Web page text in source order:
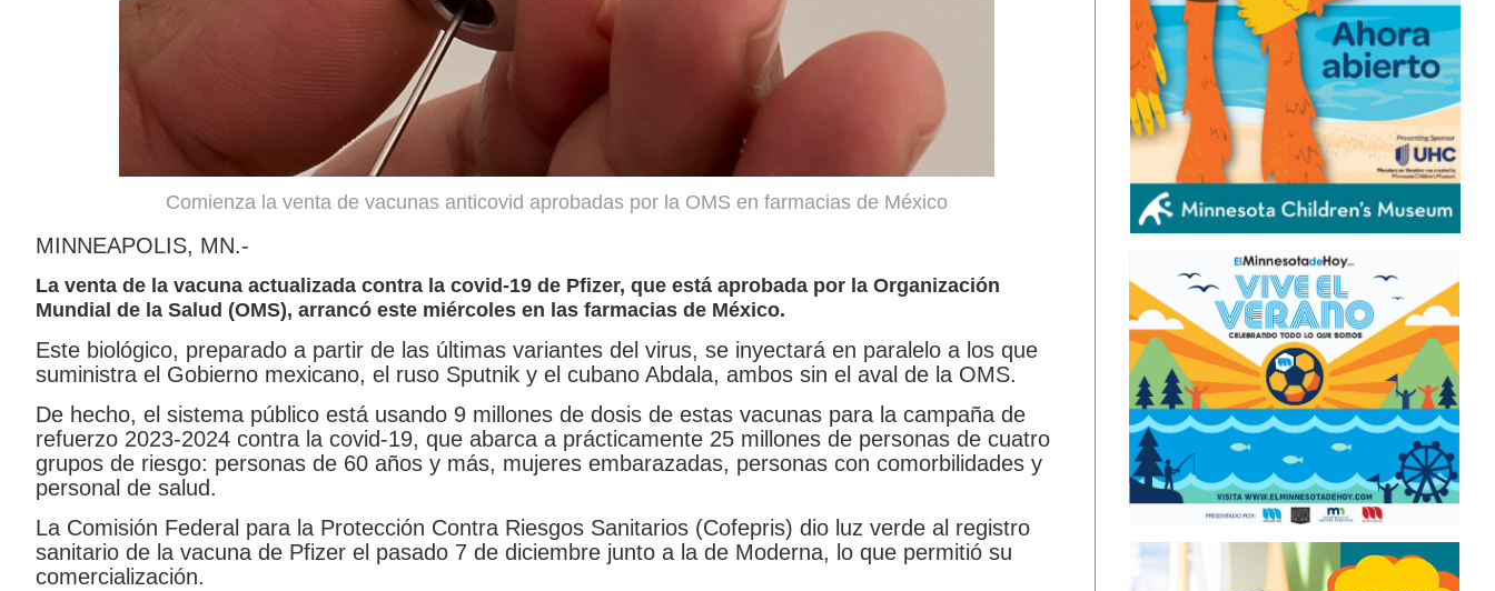
Comienza la venta de vacunas anticovid aprobadas por la OMS en farmacias de México
MINNEAPOLIS, MN.-
La venta de la vacuna actualizada contra la covid-19 de Pfizer, que está aprobada por la Organización
Mundial de la Salud (OMS), arrancó este miércoles en las farmacias de México.
Este biológico, preparado a partir de las últimas variantes del virus, se inyectará en paralelo a los que
suministra el Gobierno mexicano, el ruso Sputnik y el cubano Abdala, ambos sin el aval de la OMS.
De hecho, el sistema público está usando 9 millones de dosis de estas vacunas para la campaña de
refuerzo 2023-2024 contra la covid-19, que abarca a prácticamente 25 millones de personas de cuatro
grupos de riesgo: personas de 60 años y más, mujeres embarazadas, personas con comorbilidades y
personal de salud.
La Comisión Federal para la Protección Contra Riesgos Sanitarios (Cofepris) dio luz verde al registro
sanitario de la vacuna de Pfizer el pasado 7 de diciembre junto a la de Moderna, lo que permitió su
comercialización.